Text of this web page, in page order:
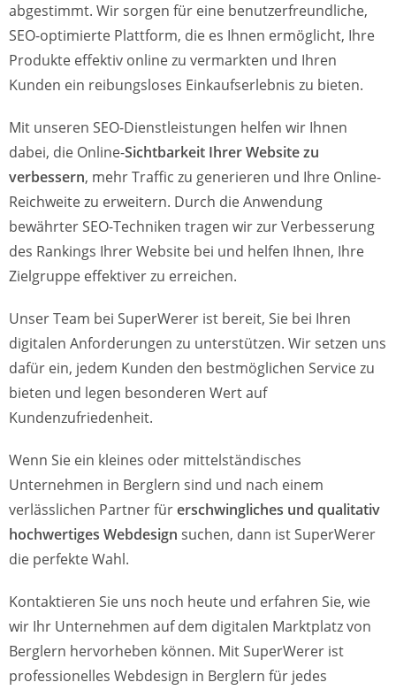
abgestimmt. Wir sorgen für eine benutzerfreundliche,
SEO-optimierte Plattform, die es Ihnen ermöglicht, Ihre
Produkte effektiv online zu vermarkten und Ihren
Kunden ein reibungsloses Einkaufserlebnis zu bieten.
Mit unseren SEO-Dienstleistungen helfen wir Ihnen
dabei, die Online-Sichtbarkeit Ihrer Website zu
verbessern, mehr Traffic zu generieren und Ihre Online-
Reichweite zu erweitern. Durch die Anwendung
bewährter SEO-Techniken tragen wir zur Verbesserung
des Rankings Ihrer Website bei und helfen Ihnen, Ihre
Zielgruppe effektiver zu erreichen.
Unser Team bei SuperWerer ist bereit, Sie bei Ihren
digitalen Anforderungen zu unterstützen. Wir setzen uns
dafür ein, jedem Kunden den bestmöglichen Service zu
bieten und legen besonderen Wert auf
Kundenzufriedenheit.
Wenn Sie ein kleines oder mittelständisches
Unternehmen in Berglern sind und nach einem
verlässlichen Partner fürerschwingliches und qualitativ
hochwertiges Webdesign suchen, dann ist SuperWerer
die perfekte Wahl.
Kontaktieren Sie uns noch heute und erfahren Sie, wie
wir Ihr Unternehmen auf dem digitalen Marktplatz von
Berglern hervorheben können. Mit SuperWerer ist
professionelles Webdesign in Berglern für jedes